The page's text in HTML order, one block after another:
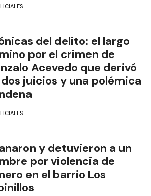
del delito: el largo
por el crimen de
Acevedo que derivó
juicios y una polémica
y detuvieron a un
por violencia de
en el barrio Los